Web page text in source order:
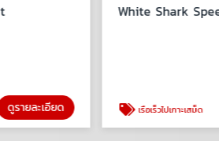
ดูรายละเอียด
White Shark
เรือเร็วไปเกาะเสม็ด